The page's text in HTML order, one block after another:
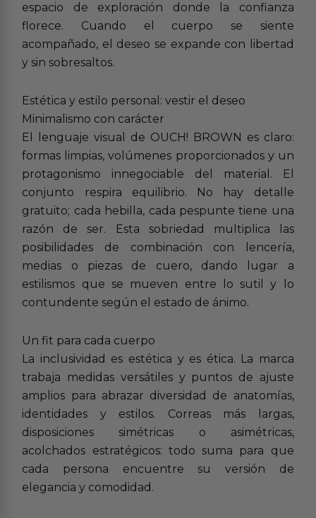
espacio de exploración donde la confianza
florece. Cuando el cuerpo se siente
acompañado, el deseo se expande con libertad
y sin sobresaltos.
Estética y estilo personal: vestir el deseo
Minimalismo con carácter
El lenguaje visual de OUCH! BROWN es claro:
formas limpias, volúmenes proporcionados y un
protagonismo innegociable del material. El
conjunto respira equilibrio. No hay detalle
gratuito; cada hebilla, cada pespunte tiene una
razón de ser. Esta sobriedad multiplica las
posibilidades de combinación con lencería,
medias o piezas de cuero, dando lugar a
estilismos que se mueven entre lo sutil y lo
contundente según el estado de ánimo.
Un fit para cada cuerpo
La inclusividad es estética y es ética. La marca
trabaja medidas versátiles y puntos de ajuste
amplios para abrazar diversidad de anatomías,
identidades y estilos. Correas más largas,
disposiciones simétricas o asimétricas,
acolchados estratégicos: todo suma para que
cada persona encuentre su versión de
elegancia y comodidad.